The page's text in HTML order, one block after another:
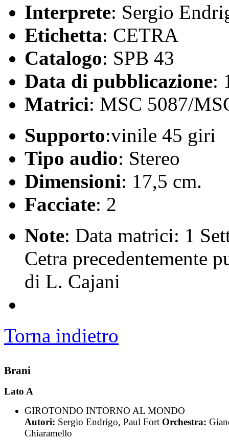
Interprete: Sergio
Etichetta: CETRA
Catalogo: SPB 43
Data di pubblicazione:
Matrici: MSC 5087/
Supporto:vinile 45 giri
Tipo audio: Stereo
Dimensioni: 17,5 cm.
Facciate: 2
Note: Data matrici: 1
Cetra precedentemente
di L. Cajani
Torna indietro
Brani
Lato A
GIROTONDO INTORNO AL MONDO
Autori: Sergio Endrigo, Paul Fort Orchestra:
Chiaramello